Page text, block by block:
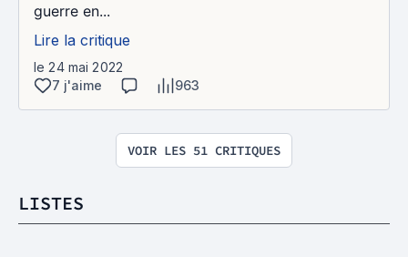
guerre en...
Lire la critique
le 24 mai 2022
7 j'aime
963
VOIR LES 51 CRITIQUES
LISTES